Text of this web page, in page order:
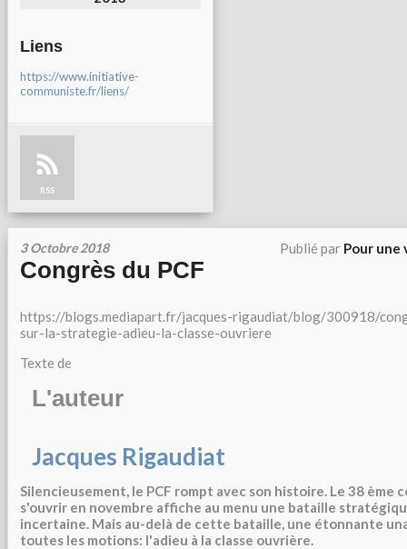
Liens
https://www.initiative-
communiste.fr/liens/
RSS
3 Octobre 2018 Publié par Pour une
Congrès du PCF
https://blogs.mediapart.fr/jacques-rigaudiat/blog/300918/
sur-la-strategie-adieu-la-classe-ouvriere
Texte de
L'auteur
Jacques Rigaudiat
Silencieusement, le PCF rompt avec son histoire. Le 38 ème
s'ouvrir en novembre affiche au menu une bataille
incertaine. Mais au-delà de cette bataille, une étonnante
toutes les motions: l'adieu à la classe ouvrière.